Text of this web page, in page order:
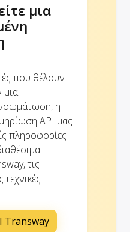
μια
που θέλουν
η
API μας
πληροφορίες
τις
τεχνικές
Transway